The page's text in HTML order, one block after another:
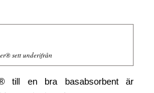
sett underifrån
till en bra basabsorbent är